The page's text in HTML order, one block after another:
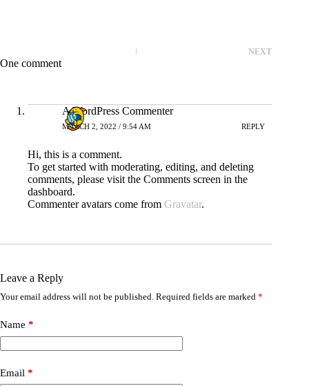
NEXT
One comment
A WordPress Commenter
MARCH 2, 2022 / 9:54 AM REPLY
Hi, this is a comment.
To get started with moderating, editing, and deleting
comments, please visit the Comments screen in the
dashboard.
Commenter avatars come from Gravatar.
Leave a Reply
Your email address will not be published. Required fields are marked *
Name *
Email *